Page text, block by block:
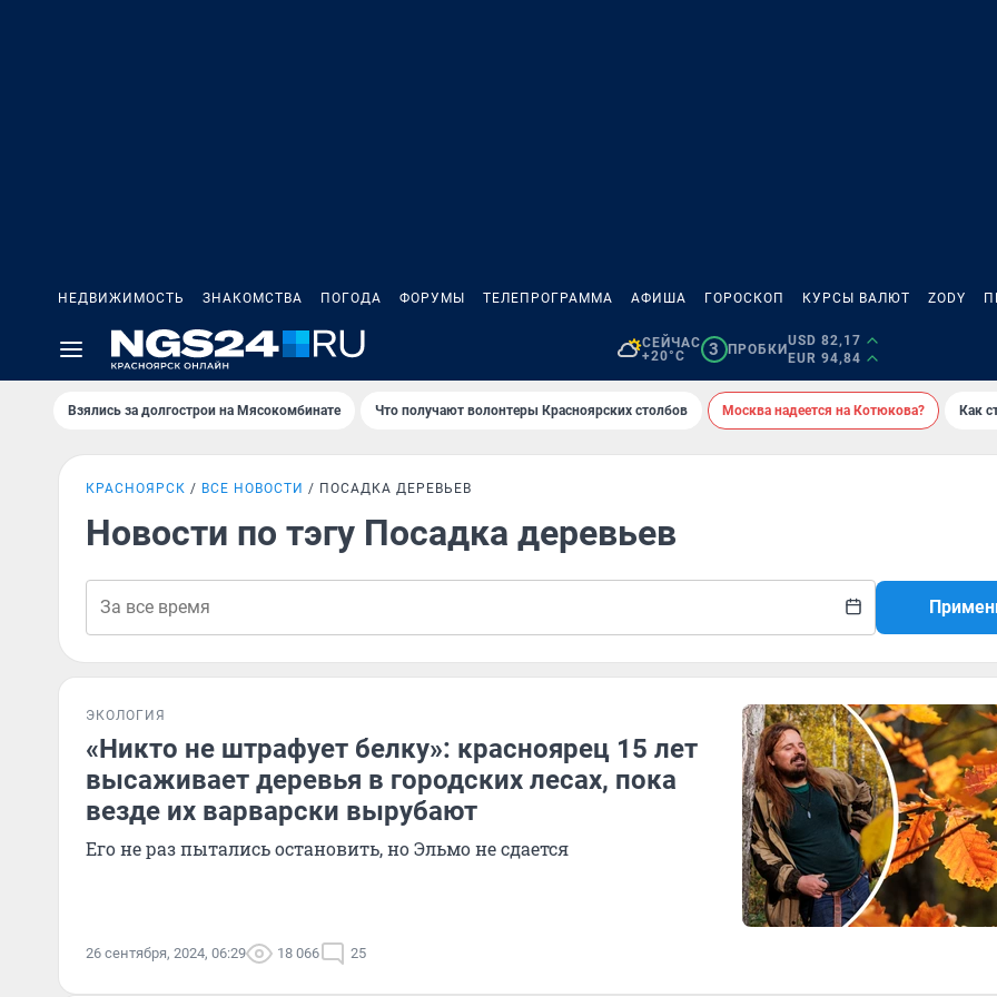
НЕДВИЖИМОСТЬ ЗНАКОМСТВА ПОГОДА ФОРУМЫ ТЕЛЕПРОГРАММА АФИША ГОРОСКОП КУРСЫ ВАЛЮТ ZODY
СЕЙЧАС
+20°C
3 ПРОБКИ
USD 82,17
EUR 94,84
Взялись за долгострои на Мясокомбинате Что получают волонтеры Красноярских столбов Москва надеется на Котюкова? Как
КРАСНОЯРСК ВСЕ НОВОСТИ ПОСАДКА ДЕРЕВЬЕВ
Новости по тэгу Посадка деревьев
ЭКОЛОГИЯ
«Никто не штрафует белку»: красноярец 15 лет
высаживает деревья в городских лесах, пока
везде их варварски вырубают
Его не раз пытались остановить, но Эльмо не сдается
26 сентября, 2024, 06:29 18 066 25